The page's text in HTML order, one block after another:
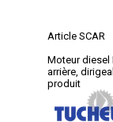
Article SCAR
Moteur diesel
arrière,
produit